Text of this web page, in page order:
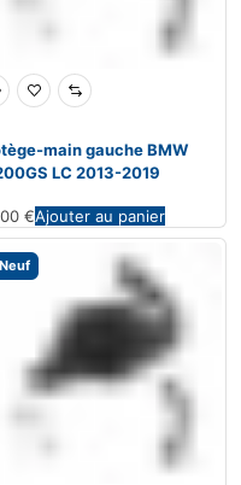
main gauche BMW
LC 2013-2019
€Ajouter au panier
Neuf